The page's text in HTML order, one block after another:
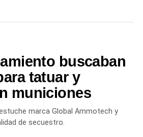
buscaban
tatuar y
municiones
marca Global Ammotech y
de secuestro.